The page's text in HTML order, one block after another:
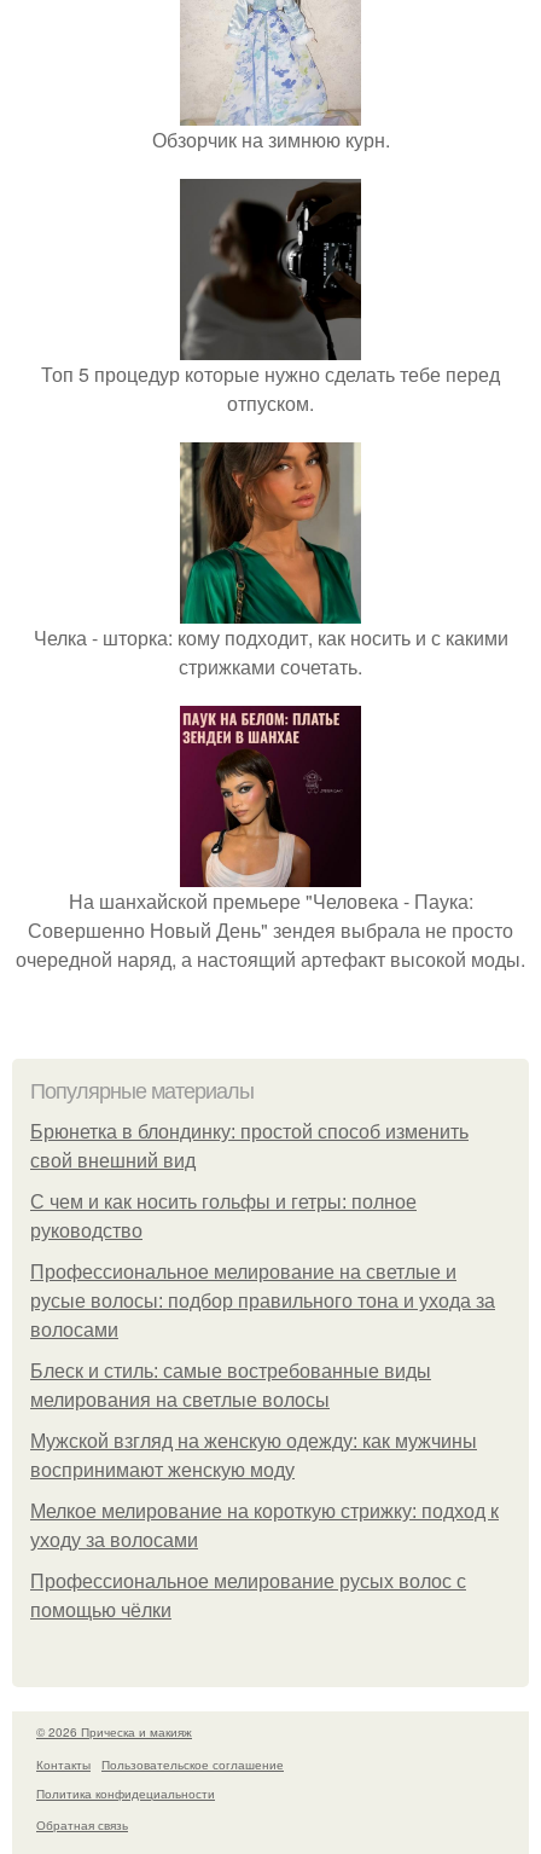
Обзорчик на зимнюю курн.
Топ 5 процедур которые нужно сделать тебе перед
отпуском.
Челка - шторка: кому подходит, как носить и с какими
стрижками сочетать.
На шанхайской премьере "Человека - Паука:
Совершенно Новый День" зендея выбрала не просто
очередной наряд, а настоящий артефакт высокой моды.
Популярные материалы
Брюнетка в блондинку: простой способ изменить
свой внешний вид
С чем и как носить гольфы и гетры: полное
руководство
Профессиональное мелирование на светлые и
русые волосы: подбор правильного тона и ухода за
волосами
Блеск и стиль: самые востребованные виды
мелирования на светлые волосы
Мужской взгляд на женскую одежду: как мужчины
воспринимают женскую моду
Мелкое мелирование на короткую стрижку: подход к
уходу за волосами
Профессиональное мелирование русых волос с
помощью чёлки
© 2026 Прическа и макияж
Контакты
Пользовательское соглашение
Политика конфидециальности
Обратная связь